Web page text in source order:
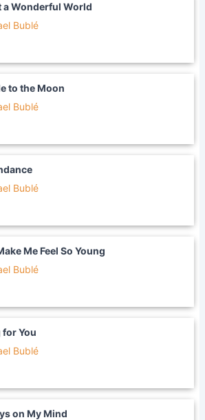
a Wonderful World
Bublé
to the Moon
Bublé
Bublé
Me Feel So Young
Bublé
for You
Bublé
on My Mind